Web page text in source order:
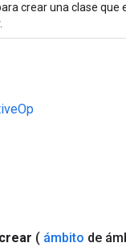
crear una clase que
crear ( ámbito de